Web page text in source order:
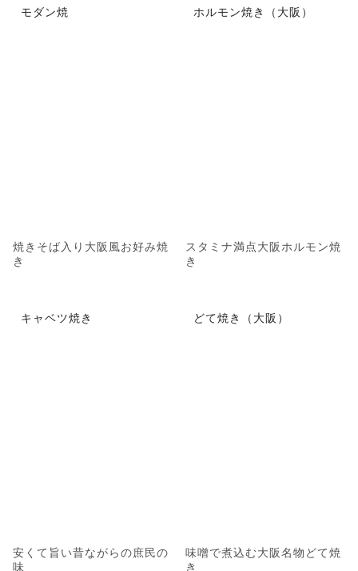
モダン焼
焼きそば入り大阪風お好み焼
き
ホルモン焼き（大阪）
スタミナ満点大阪ホルモン焼
き
キャベツ焼き
安くて旨い昔ながらの庶民の
味
どて焼き（大阪）
味噌で煮込む大阪名物どて焼
き